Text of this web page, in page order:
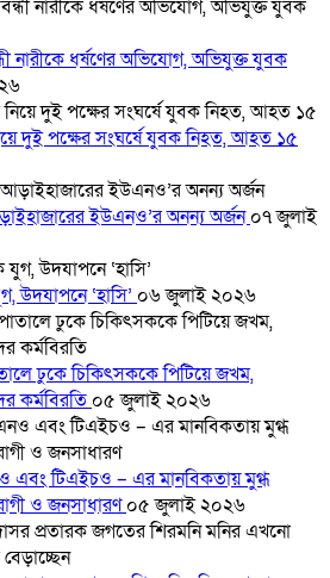
নারীকে ধর্ষণের অভিযোগ, অভিযুক্ত যুবক
দুই পক্ষের সংঘর্ষে যুবক নিহত, আহত ১৫
ইউএনও’র অনন্য অর্জন০৭ জুলাই
উদযাপনে ‘হাসি’ ০৬ জুলাই ২০২৬
ঢুকে চিকিৎসককে পিটিয়ে জখম,
কর্মবিরতি ০৫ জুলাই ২০২৬
এবং টিএইচও – এর মানবিকতায় মুগ্ধ
ও জনসাধারণ০৫ জুলাই ২০২৬